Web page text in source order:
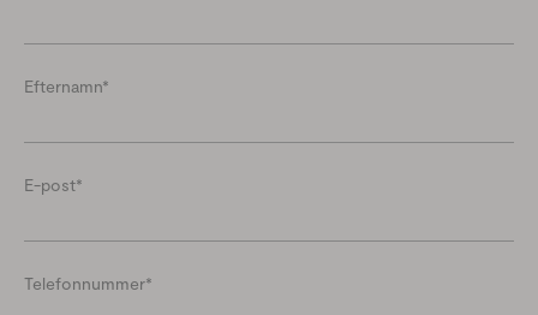
Efternamn*
E-post*
Telefonnummer*